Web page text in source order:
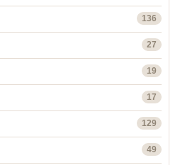
136
27
19
17
129
49